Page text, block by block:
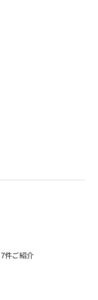
件ご紹介